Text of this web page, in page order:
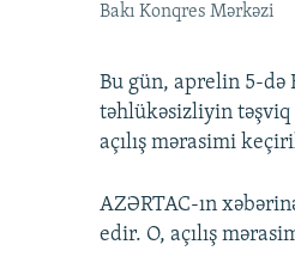
Bakı Konqres Mərkəzi
Bu gün, aprelin 5-də
təhlükəsizliyin təşviq
açılış mərasimi
AZƏRTAC-ın
edir. O, açılış